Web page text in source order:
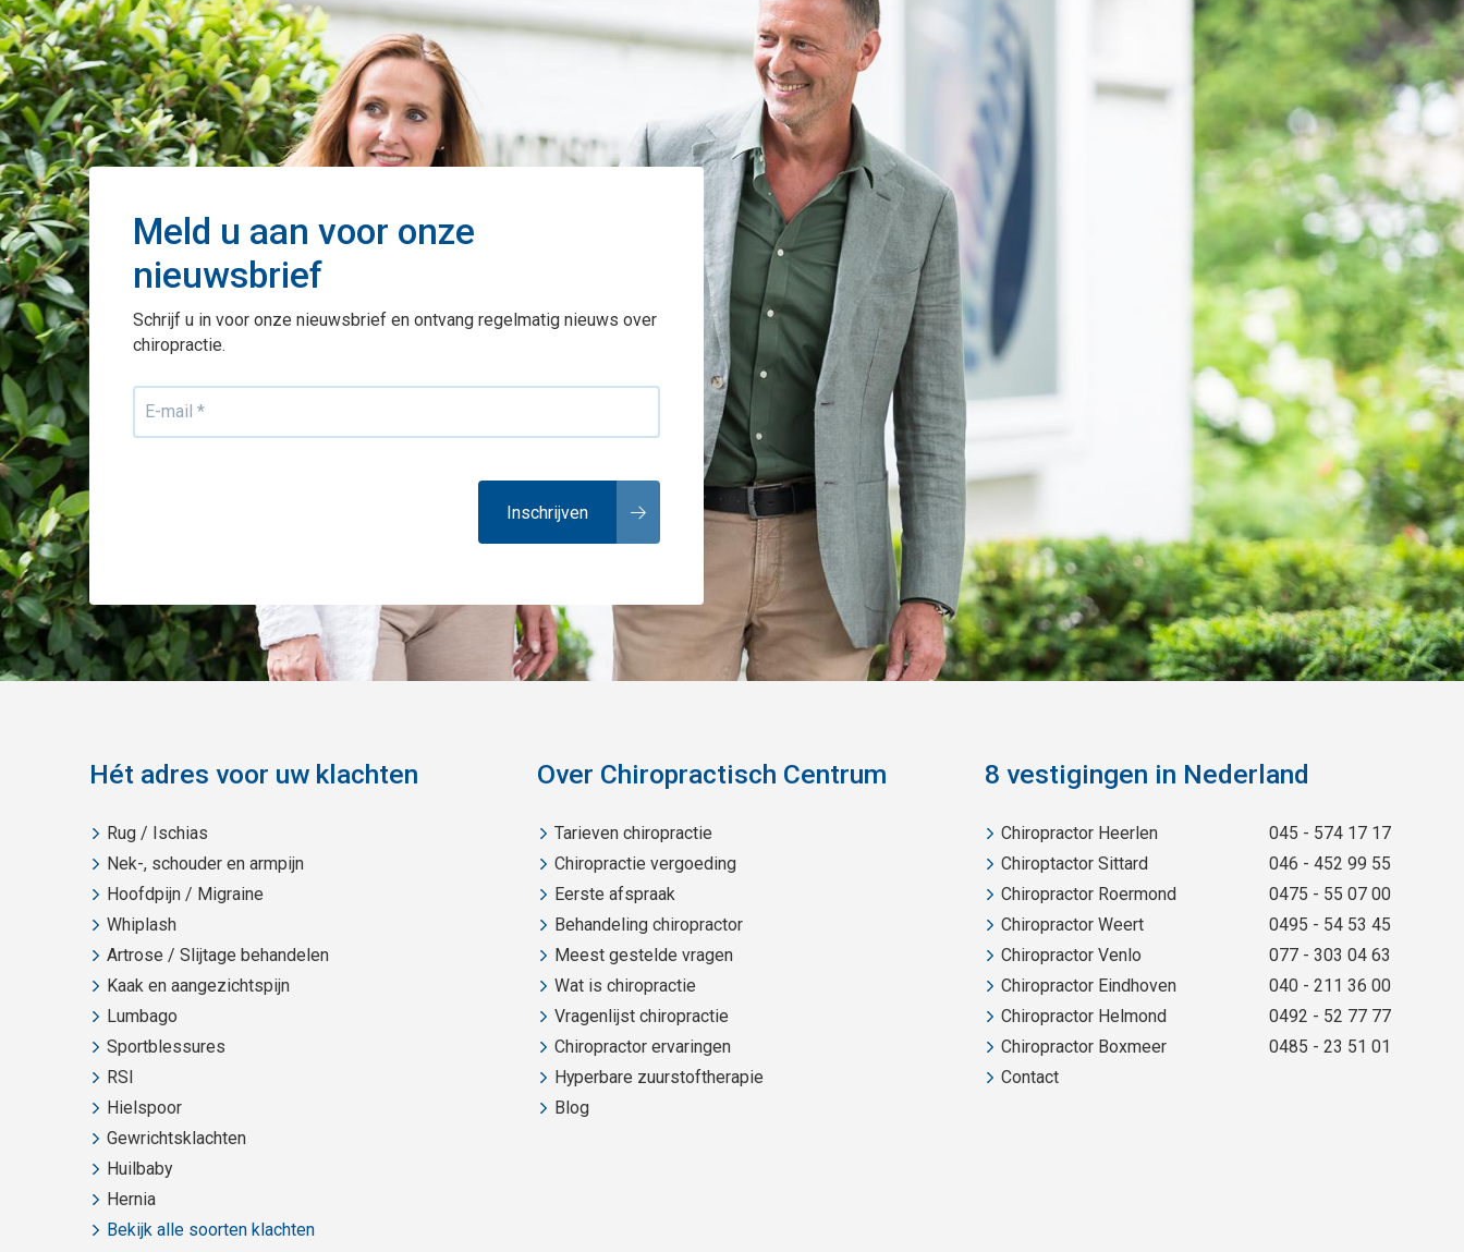
Meld u aan voor onze
nieuwsbrief
Schrijf u in voor onze nieuwsbrief en ontvang regelmatig nieuws over
chiropractie.
Hét adres voor uw klachten
Rug / Ischias
Nek-, schouder en armpijn
Hoofdpijn / Migraine
Whiplash
Artrose / Slijtage behandelen
Kaak en aangezichtspijn
Lumbago
Sportblessures
RSI
Hielspoor
Gewrichtsklachten
Huilbaby
Hernia
Bekijk alle soorten klachten
Over Chiropractisch Centrum
Tarieven chiropractie
Chiropractie vergoeding
Eerste afspraak
Behandeling chiropractor
Meest gestelde vragen
Wat is chiropractie
Vragenlijst chiropractie
Chiropractor ervaringen
Hyperbare zuurstoftherapie
Blog
8 vestigingen in Nederland
Chiropractor Heerlen
045 - 574 17 17
Chiroptactor Sittard
046 - 452 99 55
Chiropractor Roermond
0475 - 55 07 00
Chiropractor Weert
0495 - 54 53 45
Chiropractor Venlo
077 - 303 04 63
Chiropractor Eindhoven
040 - 211 36 00
Chiropractor Helmond
0492 - 52 77 77
Chiropractor Boxmeer
0485 - 23 51 01
Contact